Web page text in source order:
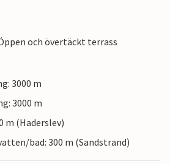
och övertäckt terrass
3000 m
3000 m
m (Haderslev)
bad: 300 m (Sandstrand)